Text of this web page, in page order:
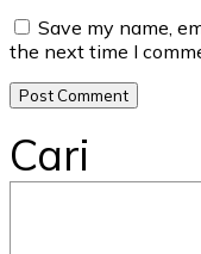
Save my name,
the next time I
Cari